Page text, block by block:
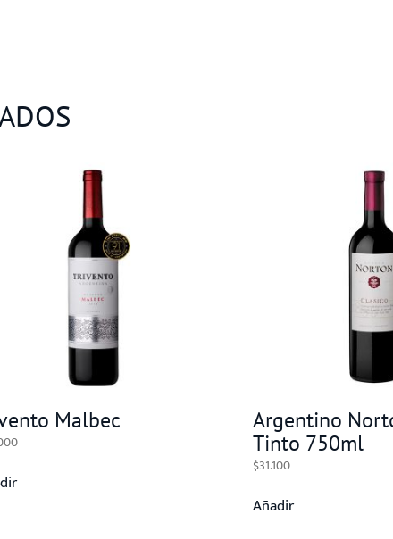
Malbec
Argentino
Tinto 750ml
$31.100
Añadir